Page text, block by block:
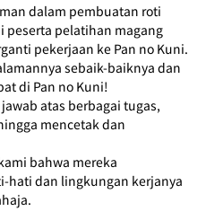
dalam pembuatan roti
peserta pelatihan magang
pekerjaan ke Pan no Kuni.
sebaik-baiknya dan
di Pan no Kuni!
atas berbagai tugas,
mencetak dan
bahwa mereka
hati dan lingkungan kerjanya